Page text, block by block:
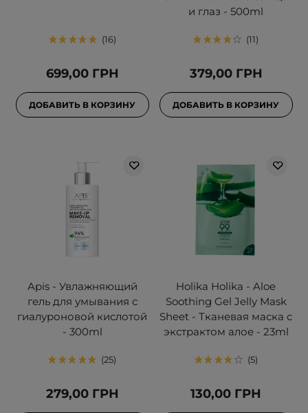
16
699,00 ГРН
ДОБАВИТЬ В КОРЗИНУ
и глаз - 500ml
11
379,00 ГРН
ДОБАВИТЬ В КОРЗИНУ
Apis - Увлажняющий
гель для умывания с
гиалуроновой кислотой
- 300ml
25
279,00 ГРН
Holika Holika - Aloe
Soothing Gel Jelly Mask
Sheet - Тканевая маска с
экстрактом алое - 23ml
5
130,00 ГРН